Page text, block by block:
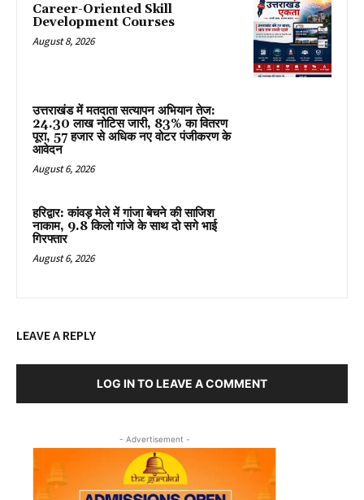
Career-Oriented Skill
Development Courses
August 8, 2026
उत्तराखंड में मतदाता सत्यापन अभियान तेज:
24.30 लाख नोटिस जारी, 83% का वितरण
पूरा, 57 हजार से अधिक नए वोटर पंजीकरण के
आवेदन
August 6, 2026
हरिद्वार: कांवड़ मेले में गांजा बेचने की साजिश
नाकाम, 9.8 किलो गांजे के साथ दो सगे भाई
गिरफ्तार
August 6, 2026
LEAVE A REPLY
LOG IN TO LEAVE A COMMENT
- Advertisement -